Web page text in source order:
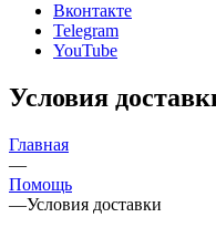
Вконтакте
Telegram
YouTube
Условия
Главная
—
Помощь
—Условия доставки